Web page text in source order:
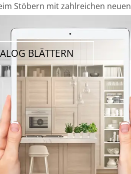
Stöbern mit zahlreichen neuen
BLÄTTERN